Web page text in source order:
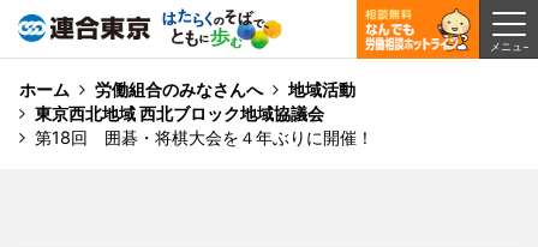
ホーム 労働組合のみなさんへ
地域活動
東京西北地域 西北ブロック地域協議会
第18回 囲碁・将棋大会を４年ぶりに開催！